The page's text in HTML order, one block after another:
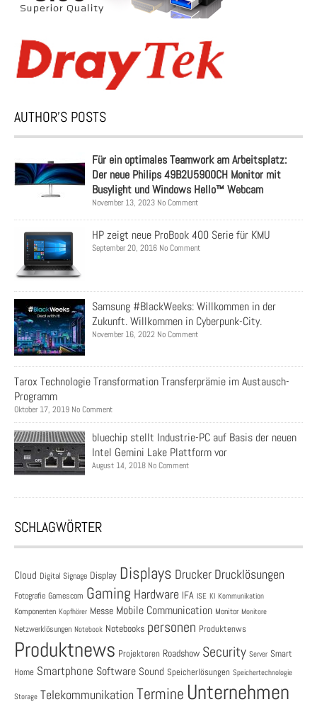
AUTHOR’S POSTS
Für ein optimales Teamwork am Arbeitsplatz:
Der neue Philips 49B2U5900CH Monitor mit
Busylight und Windows Hello™ Webcam
November 13, 2023 No Comment
HP zeigt neue ProBook 400 Serie für KMU
September 20, 2016 No Comment
Samsung #BlackWeeks: Willkommen in der
Zukunft. Willkommen in Cyberpunk-City.
November 16, 2022 No Comment
Tarox Technologie Transformation Transferprämie im Austausch-
Programm
Oktober 17, 2019 No Comment
bluechip stellt Industrie-PC auf Basis der neuen
Intel Gemini Lake Plattform vor
August 14, 2018 No Comment
SCHLAGWÖRTER
Cloud Digital Signage Display Displays Drucker Drucklösungen
Fotografie Gamescom Gaming Hardware IFA ISE KI Kommunikation
Komponenten Kopfhörer Messe Mobile Communication Monitor Monitore
Netzwerklösungen Notebook Notebooks personen Produktenws
Produktnews Projektoren Roadshow Security Server Smart
Home Smartphone Software Sound Speicherlösungen Speichertechnologie
Storage Telekommunikation Termine Unternehmen